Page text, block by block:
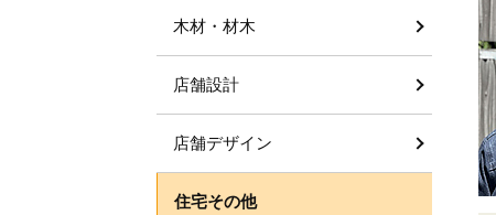
木材・材木
店舗設計
店舗デザイン
住宅その他